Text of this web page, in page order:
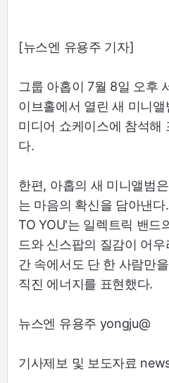
[뉴스엔 유용주 기자]
그룹 아홉이 7월 8일 오후
이브홀에서 열린 새 미니
미디어 쇼케이스에 참석해
다.
한편, 아홉의 새 미니앨범
는 마음의 확신을 담아낸
TO YOU'는 일렉트릭 밴드
드와 신스팝의 질감이 어
간 속에서도 단 한 사람만
직진 에너지를 표현했다.
뉴스엔 유용주 yongju@
기사제보 및 보도자료